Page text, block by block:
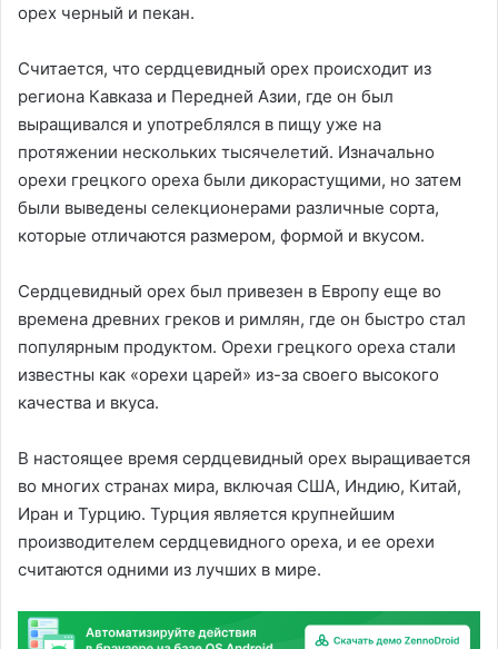
орех черный и пекан.
Считается, что сердцевидный орех происходит из
региона Кавказа и Передней Азии, где он был
выращивался и употреблялся в пищу уже на
протяжении нескольких тысячелетий. Изначально
орехи грецкого ореха были дикорастущими, но затем
были выведены селекционерами различные сорта,
которые отличаются размером, формой и вкусом.
Сердцевидный орех был привезен в Европу еще во
времена древних греков и римлян, где он быстро стал
популярным продуктом. Орехи грецкого ореха стали
известны как «орехи царей» из-за своего высокого
качества и вкуса.
В настоящее время сердцевидный орех выращивается
во многих странах мира, включая США, Индию, Китай,
Иран и Турцию. Турция является крупнейшим
производителем сердцевидного ореха, и ее орехи
считаются одними из лучших в мире.